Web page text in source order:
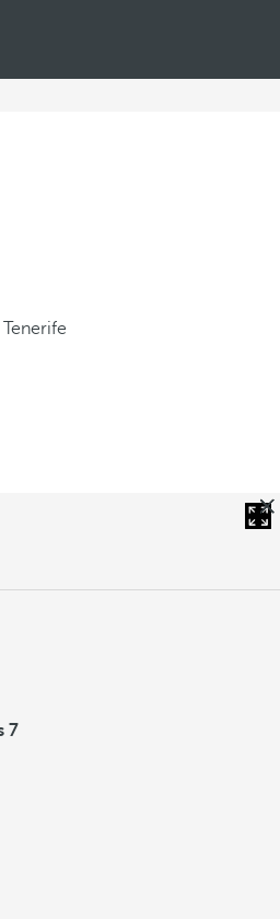
Tenerife
7